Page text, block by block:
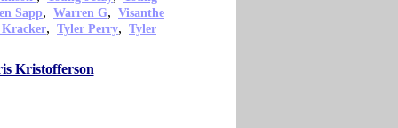
Sapp, Warren G, Visanthe
Kracker, Tyler Perry, Tyler
Kristofferson